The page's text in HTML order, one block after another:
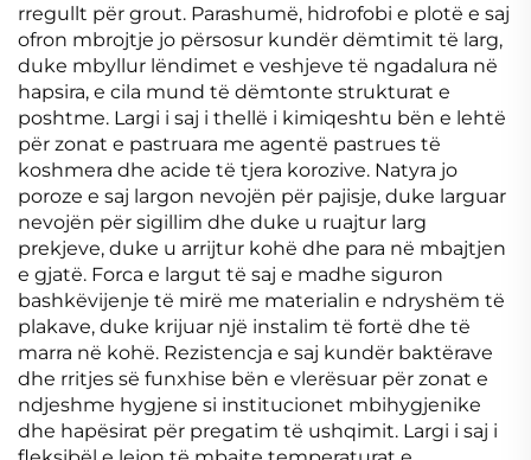
rregullt për grout. Parashumë, hidrofobi e plotë e saj
ofron mbrojtje jo përsosur kundër dëmtimit të larg,
duke mbyllur lëndimet e veshjeve të ngadalura në
hapsira, e cila mund të dëmtonte strukturat e
poshtme. Largi i saj i thellë i kimiqeshtu bën e lehtë
për zonat e pastruara me agentë pastrues të
koshmera dhe acide të tjera korozive. Natyra jo
poroze e saj largon nevojën për pajisje, duke larguar
nevojën për sigillim dhe duke u ruajtur larg
prekjeve, duke u arrijtur kohë dhe para në mbajtjen
e gjatë. Forca e largut të saj e madhe siguron
bashkëvijenje të mirë me materialin e ndryshëm të
plakave, duke krijuar një instalim të fortë dhe të
marra në kohë. Rezistencja e saj kundër baktërave
dhe rritjes së funxhise bën e vlerësuar për zonat e
ndjeshme hygjene si institucionet mbihygjenike
dhe hapësirat për pregatim të ushqimit. Largi i saj i